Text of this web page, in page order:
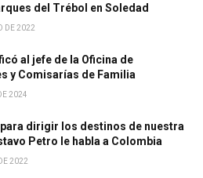
del Trébol en Soledad
DE 2022
al jefe de la Oficina de
y Comisarías de Familia
2024
dirigir los destinos de nuestra
Petro le habla a Colombia
2022